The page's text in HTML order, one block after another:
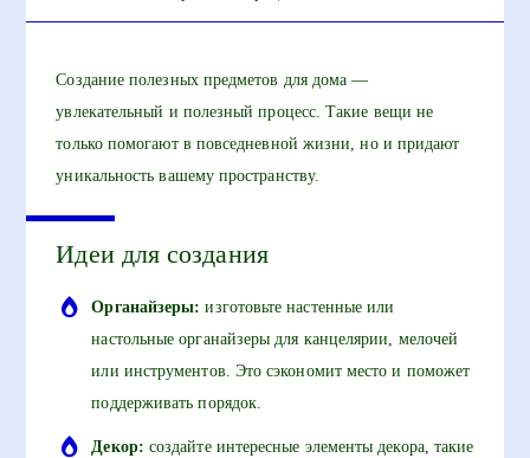
Создание полезных предметов для дома —
увлекательный и полезный процесс. Такие вещи не
только помогают в повседневной жизни, но и придают
уникальность вашему пространству.
Идеи для создания
Органайзеры: изготовьте настенные или
настольные органайзеры для канцелярии, мелочей
или инструментов. Это сэкономит место и поможет
поддерживать порядок.
Декор: создайте интересные элементы декора, такие